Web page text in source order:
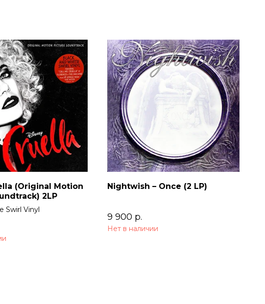
(Original Motion
2LP
Swirl Vinyl
Nightwish – Once (2 LP)
9 900 р.
Нет в наличии